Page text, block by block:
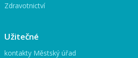
Zdravotnictví
Užitečné
kontakty Městský úřad